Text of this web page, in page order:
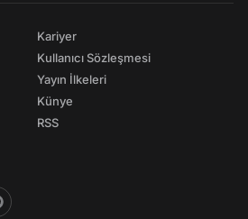
Kariyer
Kullanıcı Sözleşmesi
Yayın İlkeleri
Künye
RSS